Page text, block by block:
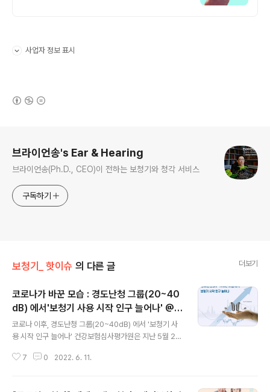
사업자 정보 표시
브라이언송's Ear & Hearing
브라이언송(Ph.D., CEO)이 전하는 보청기와 청각 서비스
구독하기
보청기_ 핫이슈 의 다른 글 더보기
코로나가 바꾼 모습 : 경도난청 그룹(20~40
dB) 에서'보청기 사용 시작 인구 늘어나' @웨
이브히어링 청각연구팀
코로나 이후, 경도난청 그룹(20~40dB) 에서 '보청기 사
용 시작 인구 늘어나' 건강보험심사평가원은 지난 5월 25
명에서 코로나19가 지속된 2021년에 46만 8663명으로
7 0 2022. 6. 11.